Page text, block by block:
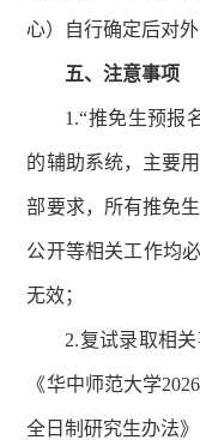
心）自行确定后对外
五、注意事项
1.“推免生预报
的辅助系统，主要
部要求，所有推免
公开等相关工作均
无效；
2.复试录取相
《华中师范大学
全日制研究生办法》